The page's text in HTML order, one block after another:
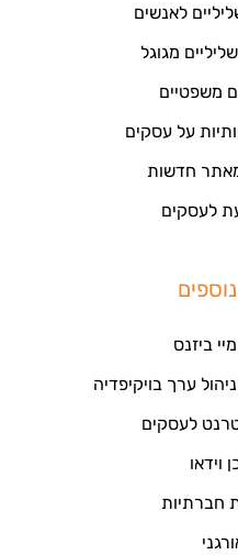
לאנשים
מגוגל
משפטיים
על עסקים
חדשות
לעסקים
ביזנס
ערך בויקיפדיה
לעסקים
וידאו
חברתיות